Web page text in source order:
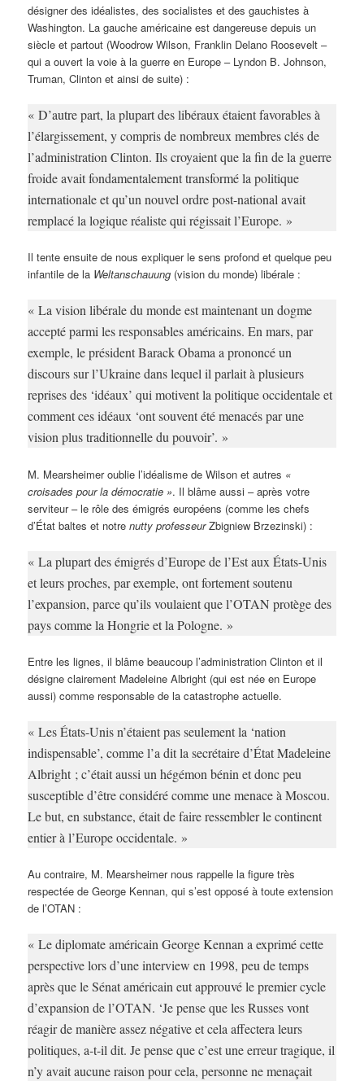
désigner des idéalistes, des socialistes et des gauchistes à
Washington. La gauche américaine est dangereuse depuis un
siècle et partout (Woodrow Wilson, Franklin Delano Roosevelt –
qui a ouvert la voie à la guerre en Europe – Lyndon B. Johnson,
Truman, Clinton et ainsi de suite) :
« D’autre part, la plupart des libéraux étaient favorables à
l’élargissement, y compris de nombreux membres clés de
l’administration Clinton. Ils croyaient que la fin de la guerre
froide avait fondamentalement transformé la politique
internationale et qu’un nouvel ordre post-national avait
remplacé la logique réaliste qui régissait l’Europe. »
Il tente ensuite de nous expliquer le sens profond et quelque peu
infantile de la Weltanschauung (vision du monde) libérale :
« La vision libérale du monde est maintenant un dogme
accepté parmi les responsables américains. En mars, par
exemple, le président Barack Obama a prononcé un
discours sur l’Ukraine dans lequel il parlait à plusieurs
reprises des ‘idéaux’ qui motivent la politique occidentale et
comment ces idéaux ‘ont souvent été menacés par une
vision plus traditionnelle du pouvoir’. »
M. Mearsheimer oublie l’idéalisme de Wilson et autres «
croisades pour la démocratie ». Il blâme aussi – après votre
serviteur – le rôle des émigrés européens (comme les chefs
d’État baltes et notrenutty professeurZbigniew Brzezinski) :
« La plupart des émigrés d’Europe de l’Est aux États-Unis
et leurs proches, par exemple, ont fortement soutenu
l’expansion, parce qu’ils voulaient que l’OTAN protège des
pays comme la Hongrie et la Pologne. »
Entre les lignes, il blâme beaucoup l’administration Clinton et il
désigne clairement Madeleine Albright (qui est née en Europe
aussi) comme responsable de la catastrophe actuelle.
« Les États-Unis n’étaient pas seulement la ‘nation
indispensable’, comme l’a dit la secrétaire d’État Madeleine
Albright ; c’était aussi un hégémon bénin et donc peu
susceptible d’être considéré comme une menace à Moscou.
Le but, en substance, était de faire ressembler le continent
entier à l’Europe occidentale. »
Au contraire, M. Mearsheimer nous rappelle la figure très
respectée de George Kennan, qui s’est opposé à toute extension
de l’OTAN :
« Le diplomate américain George Kennan a exprimé cette
perspective lors d’une interview en 1998, peu de temps
après que le Sénat américain eut approuvé le premier cycle
d’expansion de l’OTAN. ‘Je pense que les Russes vont
réagir de manière assez négative et cela affectera leurs
politiques, a-t-il dit. Je pense que c’est une erreur tragique, il
n’y avait aucune raison pour cela, personne ne menaçait